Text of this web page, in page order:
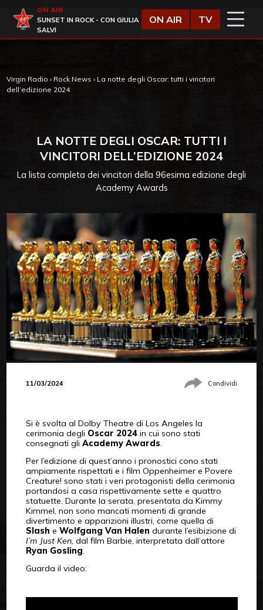
Virgin Radio
ON AIR
SUNSET IN ROCK - CON GIULIA
SALVI
ON AIR TV
Virgin Radio › Rock News › La notte degli Oscar: tutti i vincitori
dell’edizione 2024
LA NOTTE DEGLI OSCAR: TUTTI I
VINCITORI DELL’EDIZIONE 2024
La lista completa dei vincitori della 96esima edizione degli
Academy Awards
11/03/2024 Condividi
Si è svolta al Dolby Theatre di Los Angeles la
cerimonia degli Oscar 2024in cui sono stati
consegnati gli Academy Awards.
Per l’edizione di quest’anno i pronostici cono stati
ampiamente rispettati e i film Oppenheimer e Povere
Creature! sono stati i veri protagonisti della cerimonia
portandosi a casa rispettivamente sette e quattro
statuette. Durante la serata, presentata da Kimmy
Kimmel, non sono mancati momenti di grande
divertimento e apparizioni illustri, come quella di
Slash e Wolfgang Van Halen durante l’esibizione di
I’m Just Ken, dal film Barbie, interpretata dall’attore
Ryan Gosling.
Guarda il video: